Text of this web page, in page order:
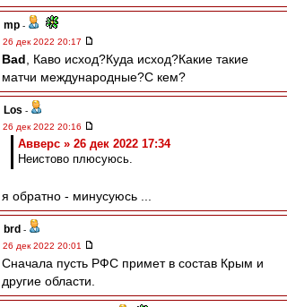
mp -
26 дек 2022 20:17
Bad , Каво исход?Куда исход?Какие такие
матчи международные?С кем?
Los -
26 дек 2022 20:16
Авверс » 26 дек 2022 17:34
Неистово плюсуюсь.
я обратно - минусуюсь ...
brd -
26 дек 2022 20:01
Сначала пусть РФС примет в состав Крым и
другие области.